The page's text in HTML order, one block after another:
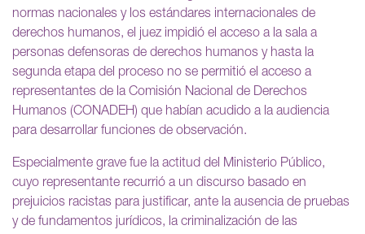
normas nacionales y los estándares internacionales de
derechos humanos, el juez impidió el acceso a la sala a
personas defensoras de derechos humanos y hasta la
segunda etapa del proceso no se permitió el acceso a
representantes de la Comisión Nacional de Derechos
Humanos (CONADEH) que habían acudido a la audiencia
para desarrollar funciones de observación.
Especialmente grave fue la actitud del Ministerio Público,
cuyo representante recurrió a un discurso basado en
prejuicios racistas para justificar, ante la ausencia de pruebas
y de fundamentos jurídicos, la criminalización de las